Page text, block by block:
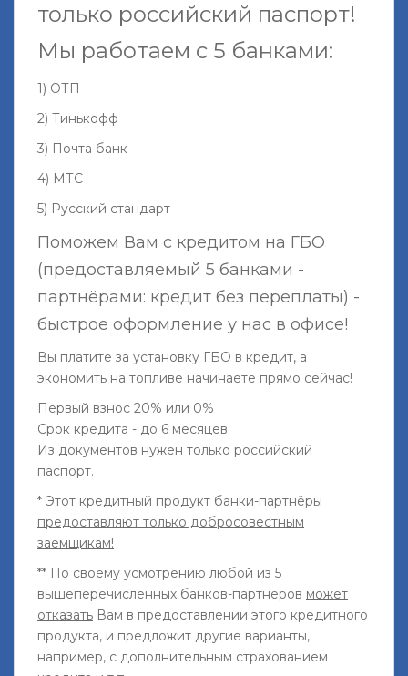
только российский паспорт!
Мы работаем с 5 банками:
1) ОТП
2) Тинькофф
3) Почта банк
4) МТС
5) Русский стандарт
Поможем Вам с кредитом на ГБО
(предоставляемый 5 банками -
партнёрами: кредит без переплаты) -
быстрое оформление у нас в офисе!
Вы платите за установку ГБО в кредит, а
экономить на топливе начинаете прямо сейчас!
Первый взнос 20% или 0%
Срок кредита - до 6 месяцев.
Из документов нужен только российский
паспорт.
* Этот кредитный продукт банки-партнёры
предоставляют только добросовестным
заёмщикам!
** По своему усмотрению любой из 5
вышеперечисленных банков-партнёров может
отказать Вам в предоставлении этого кредитного
продукта, и предложит другие варианты,
например, с дополнительным страхованием